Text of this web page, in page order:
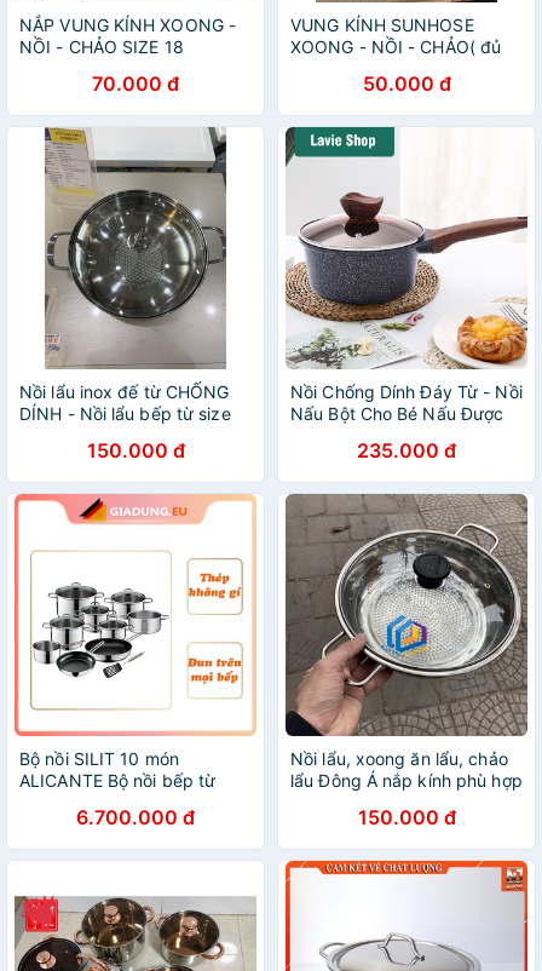
NẮP VUNG KÍNH XOONG -
NỒI - CHẢO SIZE 18
70.000 đ
VUNG KÍNH SUNHOSE
XOONG - NỒI - CHẢO( đủ
50.000 đ
Nồi lẩu inox đế từ CHỐNG
DÍNH - Nồi lẩu bếp từ size
150.000 đ
Nồi Chống Dính Đáy Từ - Nồi
Nấu Bột Cho Bé Nấu Được
Ngoại Size 16cm - 18cm
HB88
235.000 đ
Bộ nồi SILIT 10 món
ALICANTE Bộ nồi bếp từ
6.700.000 đ
Nồi lẩu, xoong ăn lẩu, chảo
lẩu Đông Á nắp kính phù hợp
150.000 đ